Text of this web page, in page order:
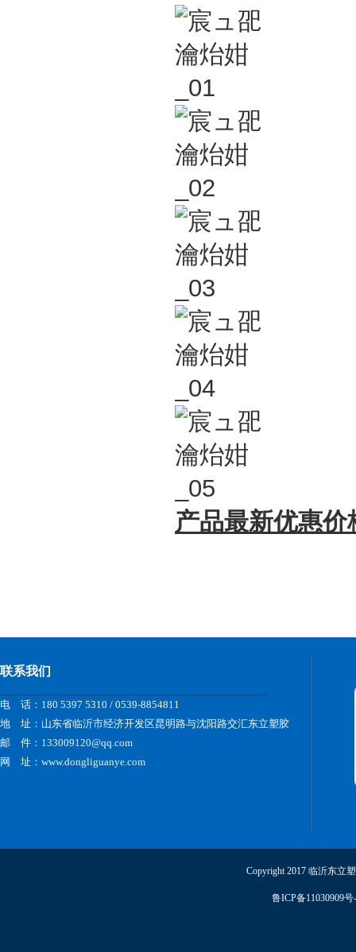
产品最新优惠价
联系我们
电 话：180 5397 5310 / 0539-8854811
地 址：山东省临沂市经济开发区昆明路与沈阳路交汇东立塑胶
邮 件：133009120@qq.com
网 址：www.dongliguanye.com
Copyright 2017 临沂东立
鲁ICP备11030909号